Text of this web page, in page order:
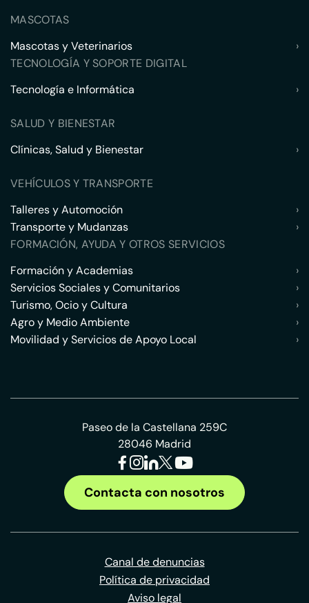
MASCOTAS
Mascotas y Veterinarios
›
TECNOLOGÍA Y SOPORTE DIGITAL
Tecnología e Informática
›
SALUD Y BIENESTAR
Clínicas, Salud y Bienestar
›
VEHÍCULOS Y TRANSPORTE
Talleres y Automoción
›
Transporte y Mudanzas
›
FORMACIÓN, AYUDA Y OTROS SERVICIOS
Formación y Academias
›
Servicios Sociales y Comunitarios
›
Turismo, Ocio y Cultura
›
Agro y Medio Ambiente
›
Movilidad y Servicios de Apoyo Local
›
Paseo de la Castellana 259C
28046 Madrid
Contacta con nosotros
Canal de denuncias
Política de privacidad
Aviso legal